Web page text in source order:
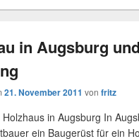
in Augsburg und
21. November 2011 von fritz
in Augsburg In
ein Baugerüst für ein